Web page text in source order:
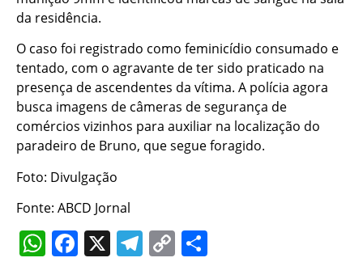
da residência.
O caso foi registrado como feminicídio consumado e
tentado, com o agravante de ter sido praticado na
presença de ascendentes da vítima. A polícia agora
busca imagens de câmeras de segurança de
comércios vizinhos para auxiliar na localização do
paradeiro de Bruno, que segue foragido.
Foto: Divulgação
Fonte: ABCD Jornal
WhatsApp
Facebook
X Telegram
Copy